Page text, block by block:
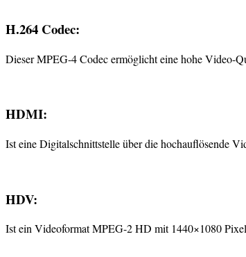
H.264 Codec:
Dieser MPEG-4 Codec ermöglicht eine hohe Video-
HDMI:
Ist eine Digitalschnittstelle über die hochauflösende
HDV:
Ist ein Videoformat MPEG-2 HD mit 1440×1080